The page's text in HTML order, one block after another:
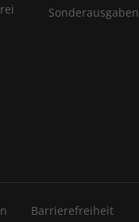
Sonderausgaben
Barrierefreiheit